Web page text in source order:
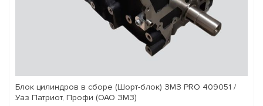
Блок цилиндров в сборе (Шорт-блок) ЗМЗ PRO 409051 /
Уаз Патриот, Профи (ОАО ЗМЗ)